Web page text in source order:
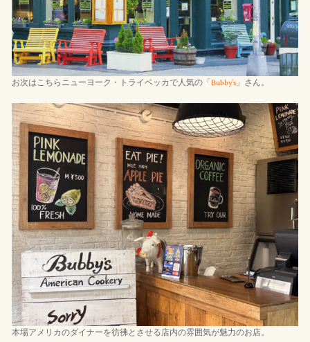
お次はこちらニューヨーク・トライベッカで人気の「Bubby’s」さん。
本場アメリカのダイナーを彷彿とさせる店内の雰囲気が魅力のお店。